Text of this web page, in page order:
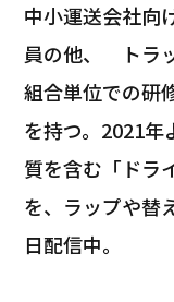
中小運送会社向
員の他、 トラ
組合単位での研
を持つ。2021年
質を含む「ドラ
を、ラップや替
日配信中。